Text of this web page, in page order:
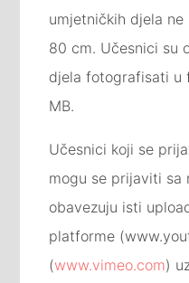
umjetničkih djela
80 cm. Učesnici su
djela fotografisati u
MB.
Učesnici koji se
mogu se prijaviti sa
obavezuju isti
platforme
(www.vimeo.com)